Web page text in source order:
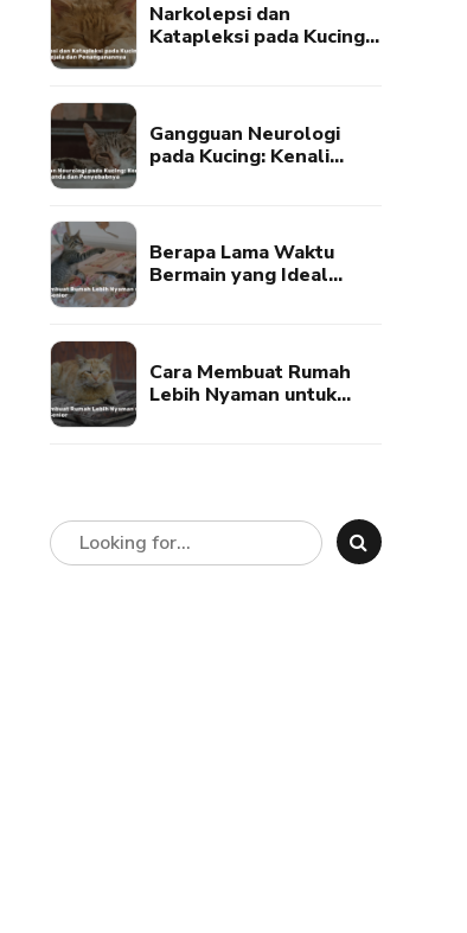
Narkolepsi dan
Katapleksi pada Kucing:
Gangguan Neurologi
pada Kucing: Kenali
Berapa Lama Waktu
Bermain yang Ideal
Cara Membuat Rumah
Lebih Nyaman untuk